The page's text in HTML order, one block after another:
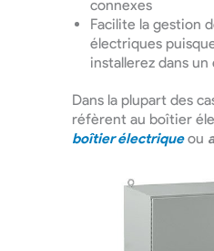
connexes
Facilite la gestion
électriques
installerez dans
Dans la plupart des
réfèrent au boîtier
boîtier électriqueou